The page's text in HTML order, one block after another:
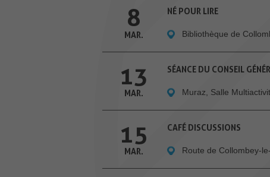
8
MAR.
NÉ POUR LIRE
Bibliothèque de
13
MAR.
SÉANCE DU CONSEIL
Muraz, Salle
15
MAR.
CAFÉ DISCUSSIONS
Route de Collombey-